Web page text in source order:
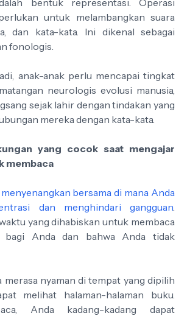
bentuk representasi. Operasi
untuk melambangkan suara
dan kata-kata. Ini dikenal sebagai
fonologis.
anak-anak perlu mencapai tingkat
neurologis evolusi manusia,
sejak lahir dengan tindakan yang
mereka dengan kata-kata.
yang cocok saat mengajar
membaca
bersama di mana Anda
dan menghindari gangguan.
yang dihabiskan untuk membaca
bagi Anda dan bahwa Anda tidak
merasa nyaman di tempat yang dipilih
melihat halaman-halaman buku.
Anda kadang-kadang dapat